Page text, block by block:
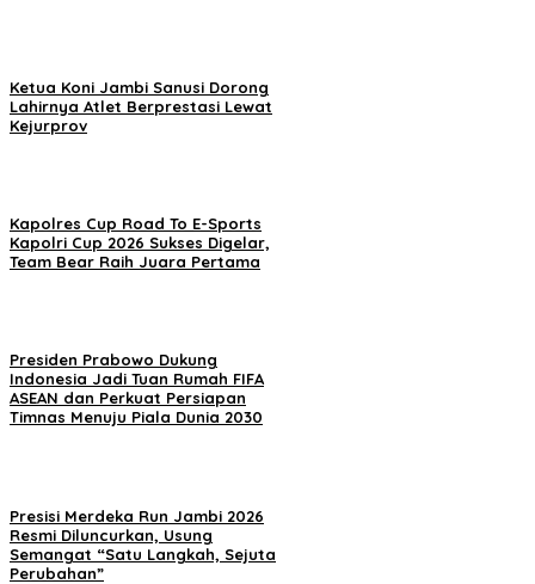
Ketua Koni Jambi Sanusi Dorong
Lahirnya Atlet Berprestasi Lewat
Kejurprov
Kapolres Cup Road To E-Sports
Kapolri Cup 2026 Sukses Digelar,
Team Bear Raih Juara Pertama
Presiden Prabowo Dukung
Indonesia Jadi Tuan Rumah FIFA
ASEAN dan Perkuat Persiapan
Timnas Menuju Piala Dunia 2030
Presisi Merdeka Run Jambi 2026
Resmi Diluncurkan, Usung
Semangat “Satu Langkah, Sejuta
Perubahan”